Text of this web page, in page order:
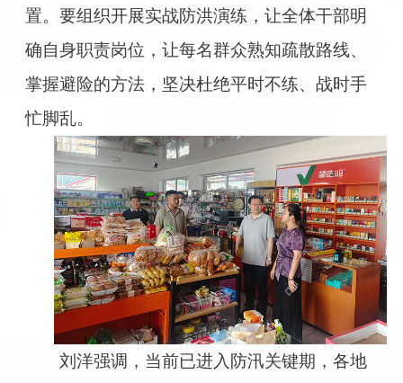
置。要组织开展实战防洪演练，让全体干部明
确自身职责岗位，让每名群众熟知疏散路线、
掌握避险的方法，坚决杜绝平时不练、战时手
忙脚乱。
刘洋强调，当前已进入防汛关键期，各地